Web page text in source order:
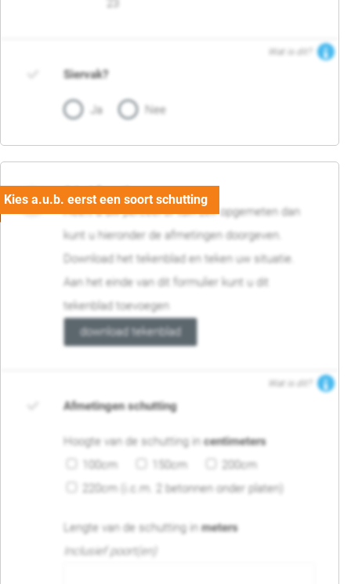
Wat is dit?
Siervak?
Ja Nee
04. Afmetingen
Heeft u uw perceel of tuin zelf opgemeten dan
kunt u hieronder de afmetingen doorgeven.
Download het tekenblad en teken uw situatie.
Aan het einde van dit formulier kunt u dit
tekenblad toevoegen
download tekenblad
Wat is dit?
Afmetingen schutting
Hoogte van de schutting incentimeters
100cm
150cm
200cm
220cm (i.c.m. 2 betonnen onder platen)
Lengte van de schutting inmeters
Inclusief poort(en)